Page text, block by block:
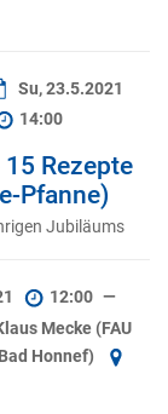
Su, 23.5.2021
14:00
15 Rezepte
Pfanne)
Jubiläums
12:00 —
Mecke (FAU
Honnef)